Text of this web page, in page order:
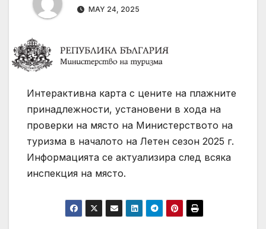
MAY 24, 2025
Интерактивна карта с цените на плажните
принадлежности, установени в хода на
проверки на място на Министерството на
туризма в началото на Летен сезон 2025 г.
Информацията се актуализира след всяка
инспекция на място.